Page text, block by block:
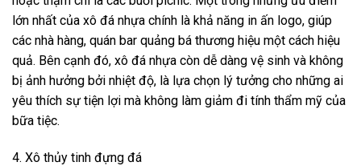
lớn nhất của xô đá nhựa chính là khả năng in ấn logo, giúp
các nhà hàng, quán bar quảng bá thương hiệu một cách hiệu
quả. Bên cạnh đó, xô đá nhựa còn dễ dàng vệ sinh và không
bị ảnh hưởng bởi nhiệt độ, là lựa chọn lý tưởng cho những ai
yêu thích sự tiện lợi mà không làm giảm đi tính thẩm mỹ của
bữa tiệc.
4. Xô thủy tinh đựng đá